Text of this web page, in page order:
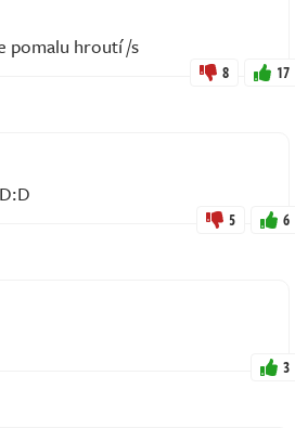
pomalu hroutí /s
8 17
5 6
3